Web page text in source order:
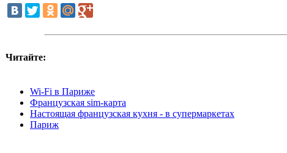
Читайте:
Wi-Fi в Париже
Французская sim-карта
Настоящая французская кухня - в супермаркетах
Париж